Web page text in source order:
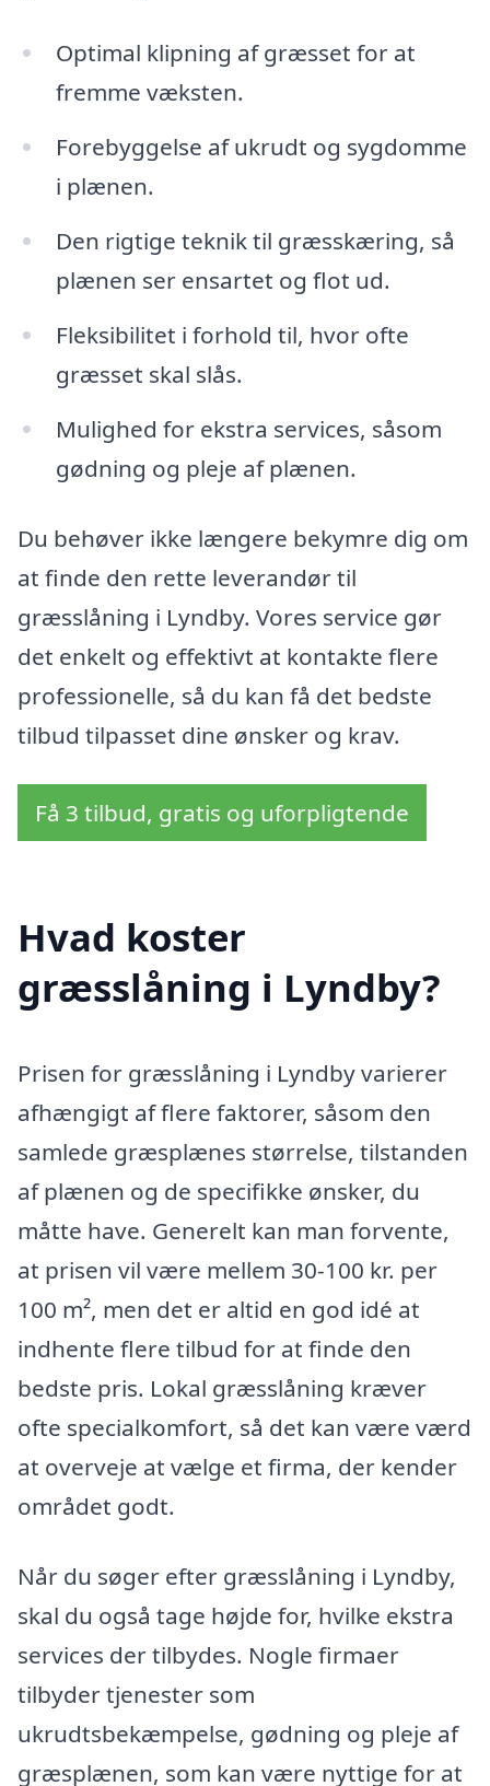
Optimal klipning af græsset for at
fremme væksten.
Forebyggelse af ukrudt og sygdomme
i plænen.
Den rigtige teknik til græsskæring, så
plænen ser ensartet og flot ud.
Fleksibilitet i forhold til, hvor ofte
græsset skal slås.
Mulighed for ekstra services, såsom
gødning og pleje af plænen.
Du behøver ikke længere bekymre dig om
at finde den rette leverandør til
græsslåning i Lyndby. Vores service gør
det enkelt og effektivt at kontakte flere
professionelle, så du kan få det bedste
tilbud tilpasset dine ønsker og krav.
Få 3 tilbud, gratis og uforpligtende
Hvad koster
græsslåning i Lyndby?
Prisen for græsslåning i Lyndby varierer
afhængigt af flere faktorer, såsom den
samlede græsplænes størrelse, tilstanden
af plænen og de specifikke ønsker, du
måtte have. Generelt kan man forvente,
at prisen vil være mellem 30-100 kr. per
100 m², men det er altid en god idé at
indhente flere tilbud for at finde den
bedste pris. Lokal græsslåning kræver
ofte specialkomfort, så det kan være værd
at overveje at vælge et firma, der kender
området godt.
Når du søger efter græsslåning i Lyndby,
skal du også tage højde for, hvilke ekstra
services der tilbydes. Nogle firmaer
tilbyder tjenester som
ukrudtsbekæmpelse, gødning og pleje af
græsplænen, som kan være nyttige for at